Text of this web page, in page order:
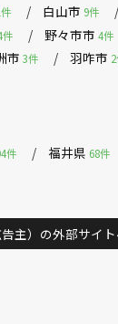
白山市 9件
件 野々市市4件
市3件 羽咋市
件 福井県 68件
主）の外部サイ